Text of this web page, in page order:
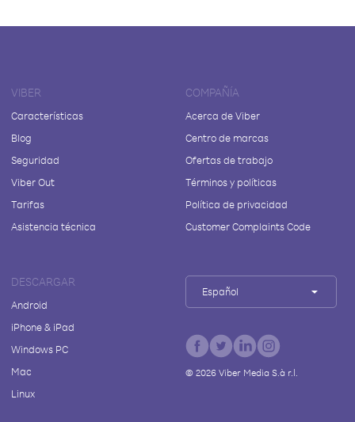
VIBER
Características
Blog
Seguridad
Viber Out
Tarifas
Asistencia técnica
COMPAÑÍA
Acerca de Viber
Centro de marcas
Ofertas de trabajo
Términos y políticas
Política de privacidad
Customer Complaints Code
DESCARGAR
Android
iPhone & iPad
Windows PC
Mac
Linux
Español
© 2026Viber Media S.à r.l.